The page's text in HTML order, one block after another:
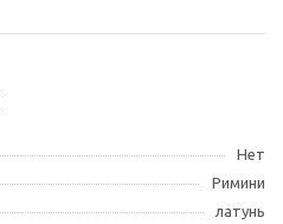
Нет
Римини
латунь